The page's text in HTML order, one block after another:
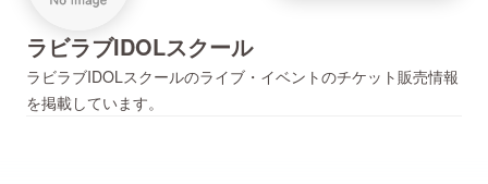
ラビラブIDOLスクール
ラビラブIDOLスクールのライブ・イベントのチケット販売情報
を掲載しています。